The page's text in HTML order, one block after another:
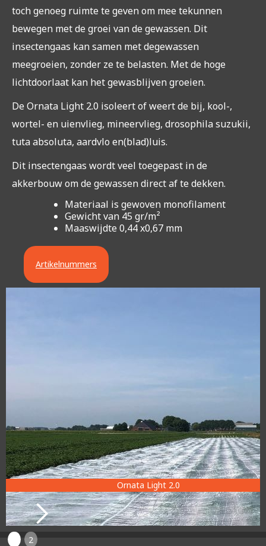
toch genoeg ruimte te geven om mee tekunnen
bewegen met de groei van de gewassen. Dit
insectengaas kan samen met degewassen
meegroeien, zonder ze te belasten. Met de hoge
lichtdoorlaat kan het gewasblijven groeien.
De Ornata Light 2.0 isoleert of weert de bij, kool-,
wortel- en uienvlieg, mineervlieg, drosophila suzukii,
tuta absoluta, aardvlo en(blad)luis.
Dit insectengaas wordt veel toegepast in de
akkerbouw om de gewassen direct af te dekken.
Materiaal is gewoven monofilament
Gewicht van 45 gr/m²
Maaswijdte 0,44 x0,67 mm
Artikelnummers
Ornata Light 2.0
2